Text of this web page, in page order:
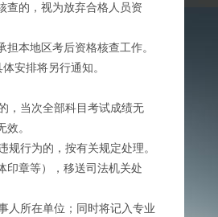
查的，视为放弃合格人员资
本地区考后资格核查工作。
安排将另行通知。
，当次全部科目考试成绩无
。
行为的，按有关规定处理。
印章等），移送司法机关处
所在单位；同时将记入专业